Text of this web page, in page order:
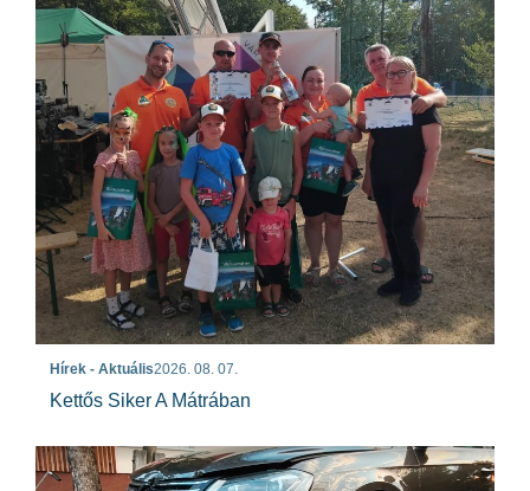
Hírek - Aktuális2026. 08. 07.
Kettős Siker A Mátrában